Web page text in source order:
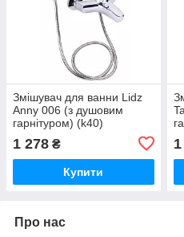
Змішувач для ванни Lidz
Anny 006 (з душовим
гарнітуром) (k40)
Chrome
1 278 ₴
Купити
Про нас